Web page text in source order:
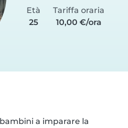
Età
25
Tariffa oraria
10,00 €/ora
a imparare la